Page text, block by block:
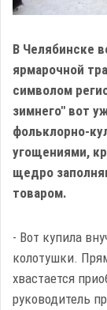
В Челябинске
ярмарочной
символом
зимнего" вот
фольклорно-
угощениями,
щедро
товаром.
- Вот купила
колотушки.
хвастается
руководитель